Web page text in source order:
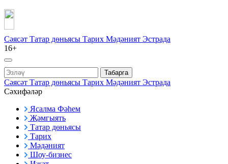
Сәясәт Татар дөньясы Тарих Мәдәният Эстрада
16+
Табарга
Сәясәт Татар дөньясы Тарих Мәдәният Эстрада
Сәхифәләр
Ясалма Фәһем
Җәмгыять
Татар дөньясы
Тарих
Мәдәният
Шоу-бизнес